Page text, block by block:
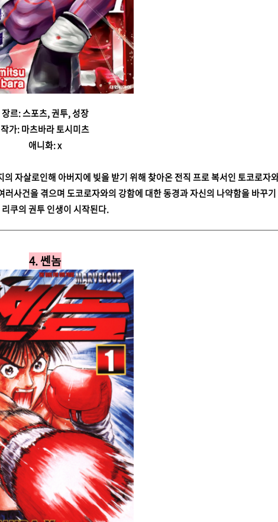
장르: 스포츠, 권투, 성장
작가: 마츠바라 토시미츠
애니화: x
자살로인해 아버지에 빚을 받기 위해 찾아온 전직 프로 복서인 토코로자
사건을 겪으며 도코로자와의 강함에 대한 동경과 자신의 나약함을 바꾸
쿠의 권투 인생이 시작된다.
4. 쎈놈